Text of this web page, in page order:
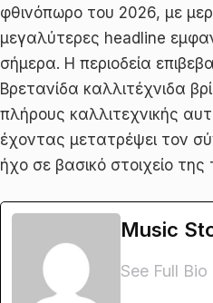
φθινόπωρο του 2026, με
μεγαλύτερες headline
σήμερα. Η περιοδεία
Βρετανίδα καλλιτέχνιδα
πλήρους καλλιτεχνικής
έχοντας μετατρέψει τον
ήχο σε βασικό στοιχείο
Music
See Full Bio